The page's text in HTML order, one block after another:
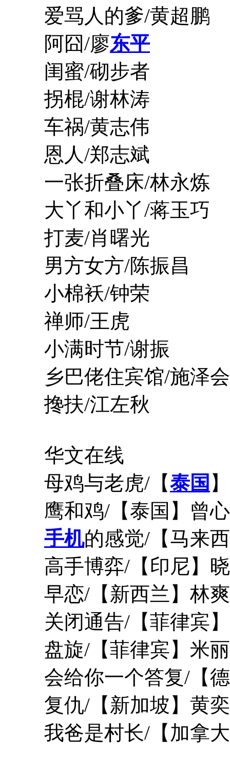
爱骂人的爹/黄超鹏
阿囧/廖东平
闺蜜/砌步者
拐棍/谢林涛
车祸/黄志伟
恩人/郑志斌
一张折叠床/林永炼
大丫和小丫/蒋玉巧
打麦/肖曙光
男方女方/陈振昌
小棉袄/钟荣
禅师/王虎
小满时节/谢振
乡巴佬住宾馆/施泽会
搀扶/江左秋
华文在线
母鸡与老虎/【泰国
鹰和鸡/【泰国】曾心
手机的感觉/【马来
高手博弈/【印尼】
早恋/【新西兰】林爽
关闭通告/【菲律宾】
盘旋/【菲律宾】米
会给你一个答复/【德
复仇/【新加坡】黄
我爸是村长/【加拿大